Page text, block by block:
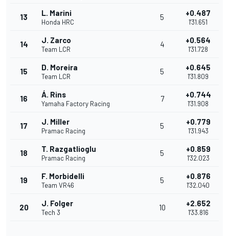
13 L. Marini
Honda HRC
5 +0.487
1'31.651
14 J. Zarco
Team LCR
4 +0.564
1'31.728
15 D. Moreira
Team LCR
5 +0.645
1'31.809
16 Á. Rins
Yamaha Factory Racing
7 +0.744
1'31.908
17 J. Miller
Pramac Racing
5 +0.779
1'31.943
18 T. Razgatlioglu
Pramac Racing
5 +0.859
1'32.023
19 F. Morbidelli
Team VR46
5 +0.876
1'32.040
20 J. Folger
Tech 3
10 +2.652
1'33.816